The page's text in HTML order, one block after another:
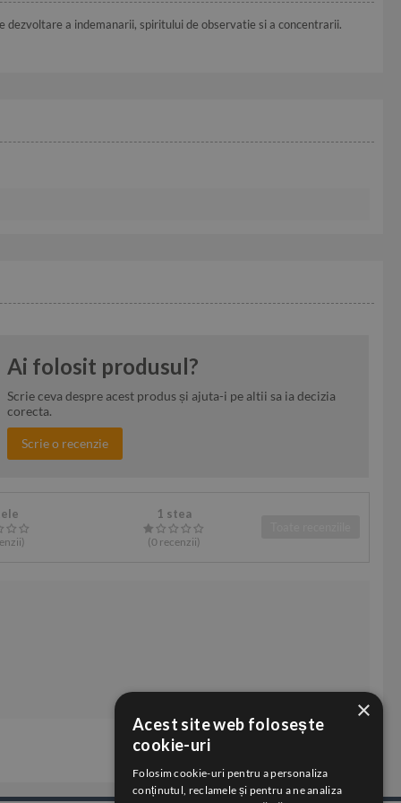
a indemanarii, spiritului de observatie si a concentrarii.
Ai folosit produsul?
Scrie ceva despre acest produs și ajuta-i pe altii sa ia decizia
corecta.
Scrie o recenzie
)
1 stea
(0recenzii)
×
Acest site web folosește
cookie-uri
Folosim cookie-uri pentru a personaliza
conținutul, reclamele și pentru a ne analiza